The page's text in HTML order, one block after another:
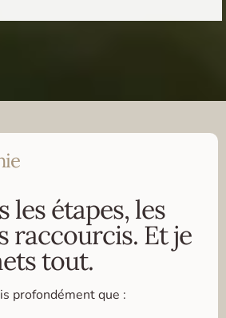
les étapes, les
raccourcis. Et je
tout.
profondément que :